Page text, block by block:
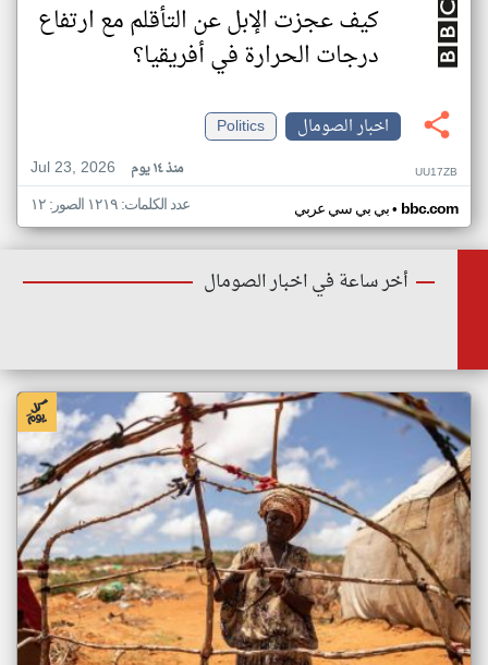
كيف عجزت الإبل عن التأقلم مع ارتفاع
درجات الحرارة في أفريقيا؟
اخبار الصومال
Politics
Jul 23, 2026
منذ ١٤ يوم UU17ZB
بي بي سي عربي• bbc.com عدد الكلمات: ١٢١٩ الصور: ١٢
أخر ساعة في اخبار الصومال